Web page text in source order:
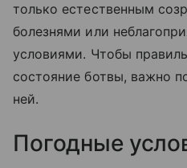
только естественным
болезнями или
условиями. Чтобы
состояние ботвы, важно
ней.
Погодные